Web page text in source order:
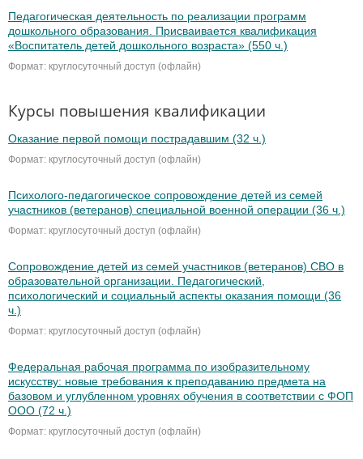
Педагогическая деятельность по реализации программ
дошкольного образования. Присваивается квалификация
«Воспитатель детей дошкольного возраста» (550 ч.)
Формат: круглосуточный доступ (офлайн)
Курсы повышения квалификации
Оказание первой помощи пострадавшим (32 ч.)
Формат: круглосуточный доступ (офлайн)
Психолого-педагогическое сопровождение детей из семей
участников (ветеранов) специальной военной операции (36 ч.)
Формат: круглосуточный доступ (офлайн)
Сопровождение детей из семей участников (ветеранов) СВО в
образовательной организации. Педагогический,
психологический и социальный аспекты оказания помощи (36
ч.)
Формат: круглосуточный доступ (офлайн)
Федеральная рабочая программа по изобразительному
искусству: новые требования к преподаванию предмета на
базовом и углубленном уровнях обучения в соответствии с ФОП
ООО (72 ч.)
Формат: круглосуточный доступ (офлайн)